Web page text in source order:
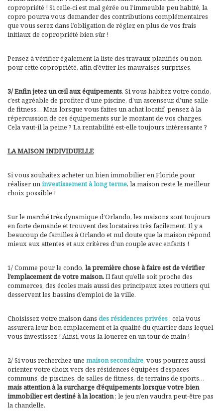
copropriété ! Si celle-ci est mal gérée ou l’immeuble peu habité, la
copro pourra vous demander des contributions complémentaires
que vous serez dans l’obligation de régler, en plus de vos frais
initiaux de copropriété bien sûr !
Pensez à vérifier également la liste des travaux planifiés ou non
pour cette copropriété, afin d’éviter les mauvaises surprises.
3/ Enfin jetez un œil aux équipements. Si vous habitez votre condo,
c’est agréable de profiter d’une piscine, d’un ascenseur, d’une salle
de fitness… Mais lorsque vous faites un achat locatif, pensez à la
répercussion de ces équipements sur le montant de vos charges.
Cela vaut-il la peine ? La rentabilité est-elle toujours intéressante ?
LA MAISON INDIVIDUELLE
Si vous souhaitez acheter un bien immobilier en Floride pour
réaliser uninvestissement à long terme, la maison reste le meilleur
choix possible !
Sur le marché très dynamique d’Orlando, les maisons sont toujours
en forte demande et trouvent des locataires très facilement. Il y a
beaucoup de familles à Orlando et nul doute que la maison répond
mieux aux attentes et aux critères d’un couple avec enfants !
1/ Comme pour le condo, la première chose à faire est de vérifier
l’emplacement de votre maison.Il faut qu’elle soit proche des
commerces, des écoles mais aussi des principaux axes routiers qui
desservent les bassins d’emploi de la ville.
Choisissez votre maison dans des résidences privées: cela vous
assurera leur bon emplacement et la qualité du quartier dans lequel
vous investissez ! Ainsi, vous la louerez en un tour de main !
2/ Si vous recherchez une maison secondaire, vous pourrez aussi
orienter votre choix vers des résidences équipées d’espaces
communs, de piscines, de salles de fitness, de terrains de sports…
mais attention à la surcharge d’équipements lorsque votre bien
immobilier est destiné à la location; le jeu n’en vaudra peut-être pas
la chandelle.